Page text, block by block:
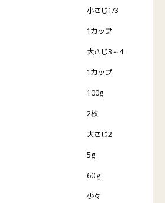
小さじ1/3
1カップ
大さじ3～4
1カップ
100g
2枚
大さじ2
5g
60ｇ
少々